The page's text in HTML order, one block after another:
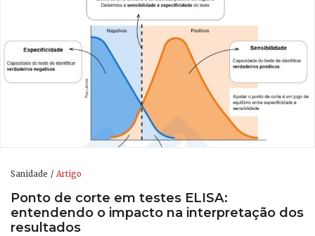
Sanidade Artigo
Ponto de corte em testes ELISA:
entendendo o impacto na interpretação dos
resultados